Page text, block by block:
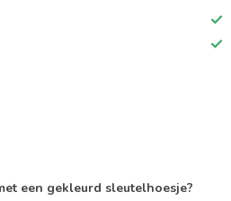
een gekleurd sleutelhoesje?